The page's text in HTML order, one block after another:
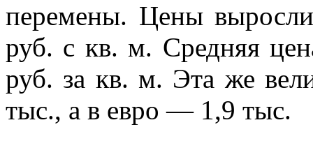
перемены. Цены
руб. с кв. м. Средняя
руб. за кв. м. Эта же
тыс., а в евро — 1,9 тыс.